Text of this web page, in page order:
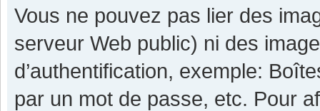
Vous ne pouvez pas lier des
serveur Web public) ni des
d’authentification, exemple:
par un mot de passe, etc. Pour